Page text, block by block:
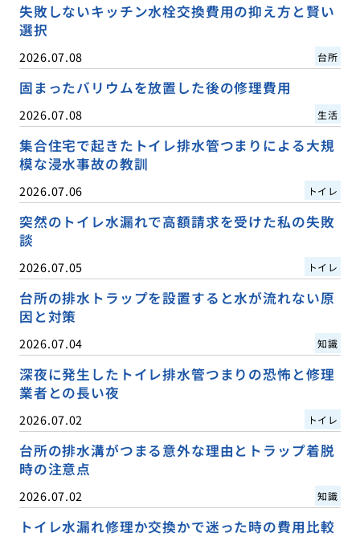
失敗しないキッチン水栓交換費用の抑え方と賢い
選択
2026.07.08 台所
固まったバリウムを放置した後の修理費用
2026.07.08 生活
集合住宅で起きたトイレ排水管つまりによる大規
模な浸水事故の教訓
2026.07.06 トイレ
突然のトイレ水漏れで高額請求を受けた私の失敗
談
2026.07.05 トイレ
台所の排水トラップを設置すると水が流れない原
因と対策
2026.07.04 知識
深夜に発生したトイレ排水管つまりの恐怖と修理
業者との長い夜
2026.07.02 トイレ
台所の排水溝がつまる意外な理由とトラップ着脱
時の注意点
2026.07.02 知識
トイレ水漏れ修理か交換かで迷った時の費用比較